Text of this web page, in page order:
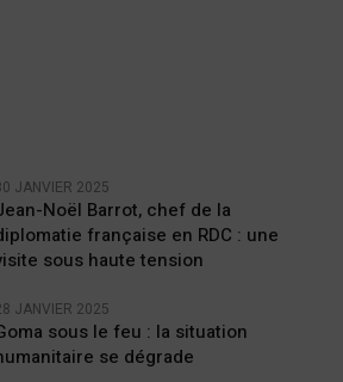
JANVIER 2025
Noël Barrot, chef de la
française en RDC : une
sous haute tension
JANVIER 2025
sous le feu : la situation
se dégrade